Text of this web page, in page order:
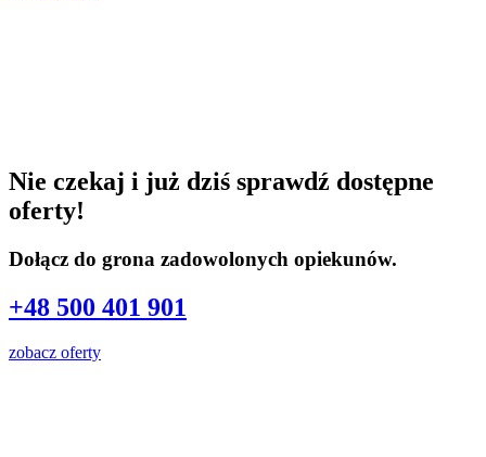
Nie czekaj i już dziś sprawdź dostępne
oferty!
Dołącz do grona zadowolonych opiekunów.
+48 500 401 901
zobacz oferty